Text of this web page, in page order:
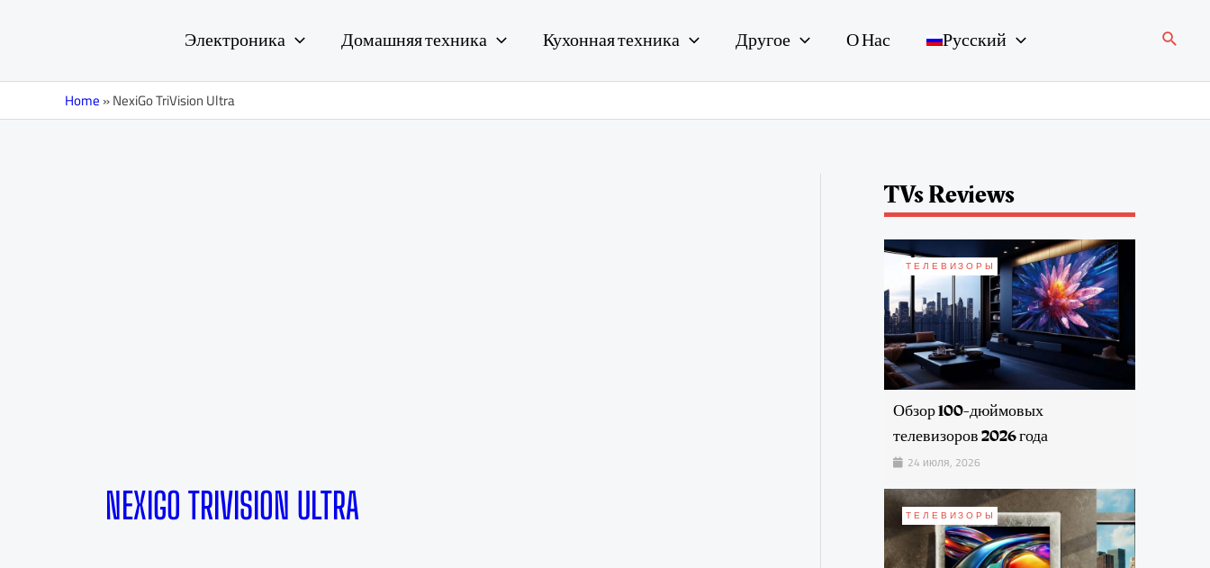
Электроника Домашняя техника Кухонная техника Другое О Нас Русский Поиск
Home»NexiGo TriVision Ultra
NEXIGO TRIVISION ULTRA
TVs Reviews
ТЕЛЕВИЗОРЫ
Обзор 100-дюймовых
телевизоров 2026 года
24 июля, 2026
ТЕЛЕВИЗОРЫ